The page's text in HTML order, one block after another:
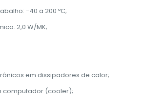
-40 a 200 ºC;
2,0 W/MK;
em dissipadores de calor;
computador (cooler);